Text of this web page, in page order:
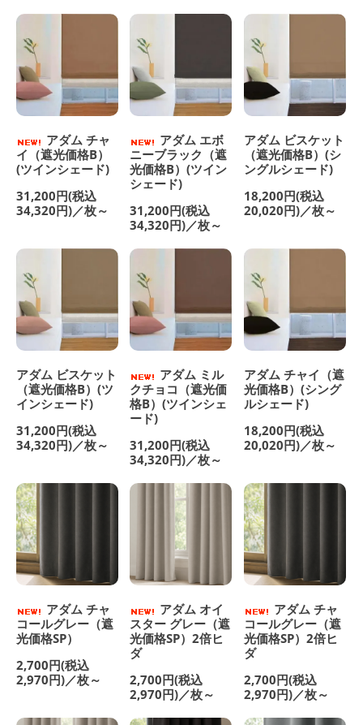
アダム チャ
イ（遮光価格B）
(ツインシェード)
31,200円(税込
34,320円)／枚～
アダム エボ
ニーブラック（遮
光価格B）(ツイン
シェード)
31,200円(税込
34,320円)／枚～
アダム ビスケット
（遮光価格B）(シ
ングルシェード)
18,200円(税込
20,020円)／枚～
アダム ビスケット
（遮光価格B）(ツ
インシェード)
31,200円(税込
34,320円)／枚～
アダム ミル
クチョコ（遮光価
格B）(ツインシェ
ード)
31,200円(税込
34,320円)／枚～
アダム チャイ（遮
光価格B）(シング
ルシェード)
18,200円(税込
20,020円)／枚～
アダム チャ
コールグレー（遮
光価格SP）
2,700円(税込
2,970円)／枚～
アダム オイ
スター グレー（遮
光価格SP）2倍ヒ
ダ
2,700円(税込
2,970円)／枚～
アダム チャ
コールグレー（遮
光価格SP）2倍ヒ
ダ
2,700円(税込
2,970円)／枚～